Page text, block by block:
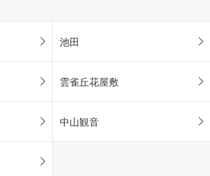
池田
雲雀丘花屋敷
中山観音